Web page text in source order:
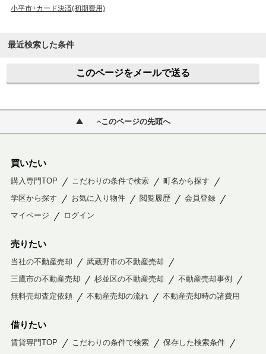
小平市+カード決済(初期費用)
最近検索した条件
このページをメールで送る
このページの先頭へ
買いたい
購入専門TOP こだわりの条件で検索
町名から探す
学区から探す
お気に入り物件 閲覧履歴
会員登録
マイページ
ログイン
売りたい
当社の不動産売却
武蔵野市の不動産売却
三鷹市の不動産売却
杉並区の不動産売却
不動産売却事例
無料売却査定依頼
不動産売却の流れ 不動産売却時の諸費用
借りたい
賃貸専門TOP こだわりの条件で検索
保存した検索条件